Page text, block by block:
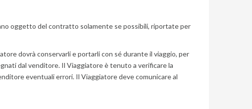
oggetto del contratto solamente se possibili, riportate per
dovrà conservarli e portarli con sé durante il viaggio, per
dal venditore. Il Viaggiatore è tenuto a verificare la
eventuali errori. Il Viaggiatore deve comunicare al